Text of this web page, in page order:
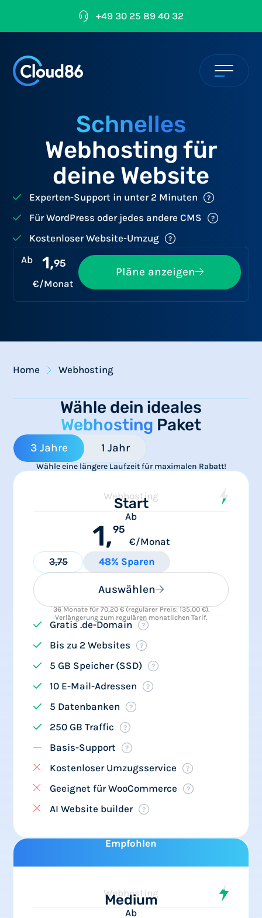
+49 30 25 89 40 32
Schnelles
Webhosting für
deine Website
Experten-Support in unter 2 Minuten
Für WordPress oder jedes andere CMS
Kostenloser Website-Umzug
Ab
1,95
€/Monat
Pläne anzeigen
Home Webhosting
Wähle dein ideales
Webhosting Paket
3 Jahre 1 Jahr
Wähle eine längere Laufzeit für maximalen Rabatt!
Webhosting
Start
Ab
1,95
€/Monat
3,75
48% Sparen
Auswählen
36 Monate für 70,20 € (regulärer Preis: 135,00 €).
Verlängerung zum regulären monatlichen Tarif.
Gratis .de-Domain
Bis zu 2 Websites
5 GB Speicher (SSD)
10 E-Mail-Adressen
5 Datenbanken
250 GB Traffic
Basis-Support
Kostenloser Umzugsservice
Geeignet für WooCommerce
AI Website builder
Empfohlen
Webhosting
Medium
Ab